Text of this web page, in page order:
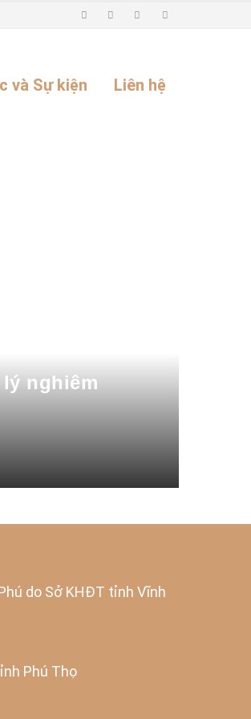
và Sự kiện Liên hệ
nghiêm
do Sở KHĐT tỉnh Vĩnh
Phú Thọ